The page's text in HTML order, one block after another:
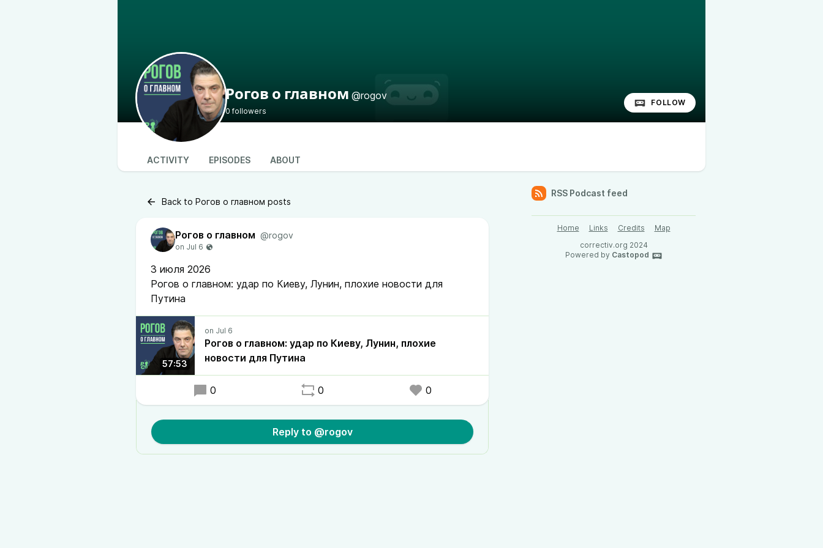
Рогов о главном @rogov
0 followers
FOLLOW
ACTIVITY EPISODES ABOUT
Back to Рогов о главном posts
Рогов о главном @rogov
3 июля 2026
Рогов о главном: удар по Киеву, Лунин, плохие новости для
Путина
57:53
Рогов о главном: удар по Киеву, Лунин, плохие
новости для Путина
0 0 0
Reply to @rogov
RSS Podcast feed
Home Links Credits
Map
correctiv.org 2024
Powered by Castopod